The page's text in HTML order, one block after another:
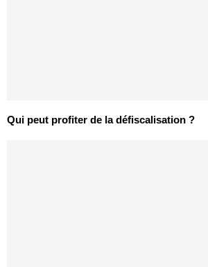
Qui peut profiter de la défiscalisation ?